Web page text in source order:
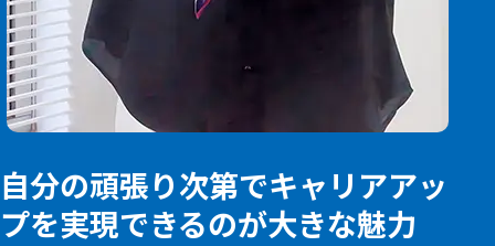
自分の頑張り次第でキャリアアッ
プを実現できるのが大きな魅力